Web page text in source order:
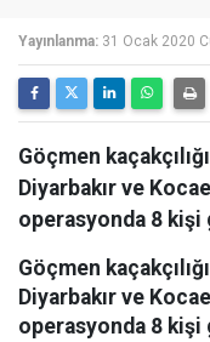
Yayınlanma: 31 Ocak 2020
Göçmen
Diyarbakır ve
operasyonda 8 kişi
Göçmen
Diyarbakır ve
operasyonda 8 kişi